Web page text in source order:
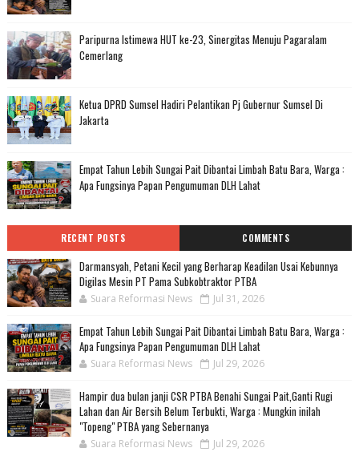
Paripurna Istimewa HUT ke-23, Sinergitas Menuju Pagaralam
Cemerlang
Ketua DPRD Sumsel Hadiri Pelantikan Pj Gubernur Sumsel Di
Jakarta
Empat Tahun Lebih Sungai Pait Dibantai Limbah Batu Bara, Warga :
Apa Fungsinya Papan Pengumuman DLH Lahat
RECENT POSTS COMMENTS
Darmansyah, Petani Kecil yang Berharap Keadilan Usai Kebunnya
Digilas Mesin PT Pama Subkobtraktor PTBA
Suara Reformasi News Jul 31, 2026
Empat Tahun Lebih Sungai Pait Dibantai Limbah Batu Bara, Warga :
Apa Fungsinya Papan Pengumuman DLH Lahat
Suara Reformasi News Jul 29, 2026
Hampir dua bulan janji CSR PTBA Benahi Sungai Pait,Ganti Rugi
Lahan dan Air Bersih Belum Terbukti, Warga : Mungkin inilah
"Topeng" PTBA yang Sebernanya
Suara Reformasi News Jul 29, 2026